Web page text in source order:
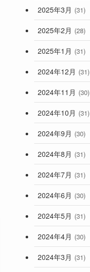
2025年3月 (31)
2025年2月 (28)
2025年1月 (31)
2024年12月 (31)
2024年11月 (30)
2024年10月 (31)
2024年9月 (30)
2024年8月 (31)
2024年7月 (31)
2024年6月 (30)
2024年5月 (31)
2024年4月 (30)
2024年3月 (31)